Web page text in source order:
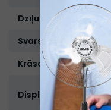
Dziļums, cm:
Svars, kg:
Krāsa:
Displejs: